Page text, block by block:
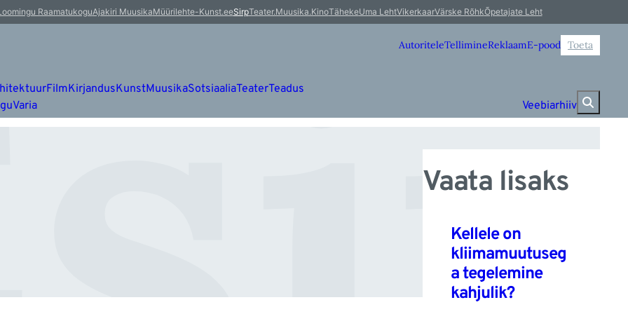
RaamatukoguAjakiri MuusikaMüürilehte-Kunst.eeSirpTeater.Muusika.KinoTähekeUma LehtVikerkaarVärske RõhkÕpetajate Leht
AutoriteleTellimineReklaamE-pood Toeta
FilmKirjandusKunstMuusikaSotsiaaliaTeaterTeadus
Varia Veebiarhiiv
Vaata lisaks
Kellele on
kliimamuutuseg
a tegelemine
kahjulik?